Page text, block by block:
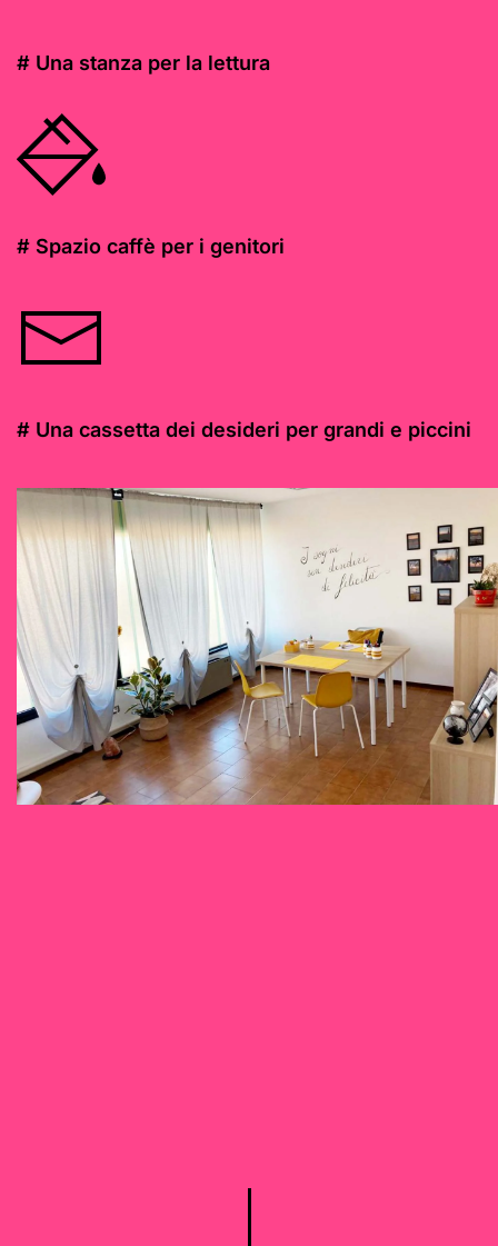
# Una stanza per la lettura
# Spazio caffè per i genitori
# Una cassetta dei desideri per grandi e piccini